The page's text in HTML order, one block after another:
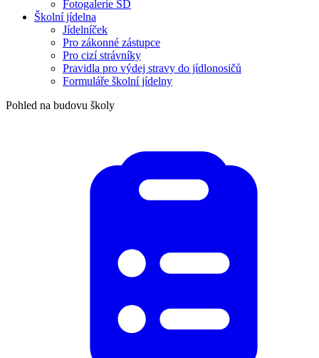
Fotogalerie ŠD
Školní jídelna
Jídelníček
Pro zákonné zástupce
Pro cizí strávníky
Pravidla pro výdej stravy do jídlonosičů
Formuláře školní jídelny
Pohled na budovu školy